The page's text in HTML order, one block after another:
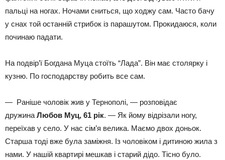
пальці на ногах. Ночами сниться, що ходжу сам. Часто бачу
у снах той останній стрибок із парашутом. Прокидаюся, коли
починаю падати.
На подвір’ї Богдана Муца стоїть “Лада”. Він має столярку і
кузню. По господарству робить все сам.
— Раніше чоловік жив у Тернополі, — розповідає
дружина Любов Муц, 61 рік. — Як йому відрізали ногу,
переїхав у село. У нас сім’я велика. Маємо двох доньок.
Старша тоді вже була заміжня. Із чоловіком і дитиною жила з
нами. У нашій квартирі мешкав і старий дідо. Тісно було.